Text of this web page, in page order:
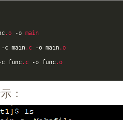
.o -o main
-c main.c -o main.o
c func.c -o func.o
：